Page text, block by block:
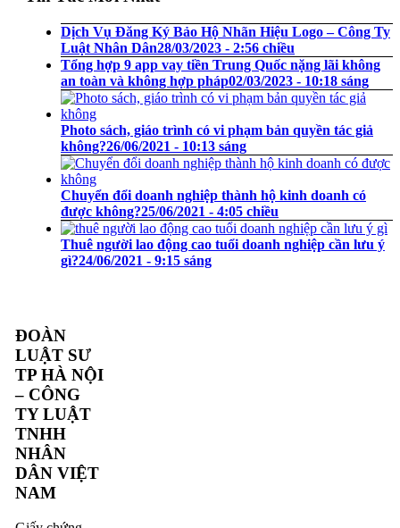
Dịch Vụ Đăng Ký Bảo Hộ Nhãn Hiệu Logo – Công Ty
Luật Nhân Dân28/03/2023 - 2:56 chiều
Tổng hợp 9 app vay tiền Trung Quốc nặng lãi không
an toàn và không hợp pháp02/03/2023 - 10:18 sáng
Photo sách, giáo trình có vi phạm bản quyền tác giả
không?26/06/2021 - 10:13 sáng
Chuyển đổi doanh nghiệp thành hộ kinh doanh có
được không?25/06/2021 - 4:05 chiều
Thuê người lao động cao tuổi doanh nghiệp cần lưu ý
gì?24/06/2021 - 9:15 sáng
ĐOÀN
LUẬT SƯ
TP HÀ NỘI
– CÔNG
TY LUẬT
TNHH
NHÂN
DÂN VIỆT
NAM